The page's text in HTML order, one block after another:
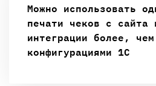
Можно использовать
печати чеков с
интеграции более,
конфигурациями 1С